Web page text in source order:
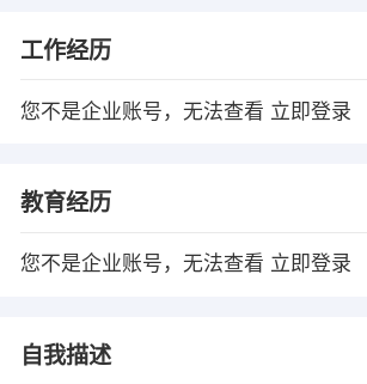
工作经历
您不是企业账号，无法查看 立即登录
教育经历
您不是企业账号，无法查看 立即登录
自我描述